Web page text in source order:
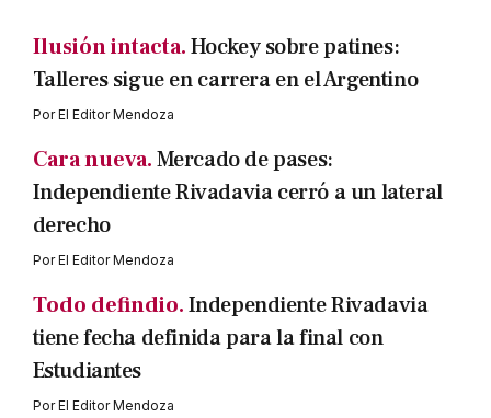
Ilusión intacta.Hockey sobre patines:
Talleres sigue en carrera en el Argentino
PorEl Editor Mendoza
Cara nueva.Mercado de pases:
Independiente Rivadavia cerró a un lateral
derecho
PorEl Editor Mendoza
Todo defindio.Independiente Rivadavia
tiene fecha definida para la final con
Estudiantes
PorEl Editor Mendoza